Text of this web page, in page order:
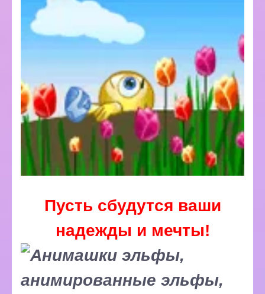
Пусть сбудутся ваши
надежды и мечты!